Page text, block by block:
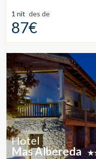
1 nit des de
87€
Hotel
Mas Albereda